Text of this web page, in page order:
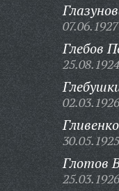
Глебов
Глотов